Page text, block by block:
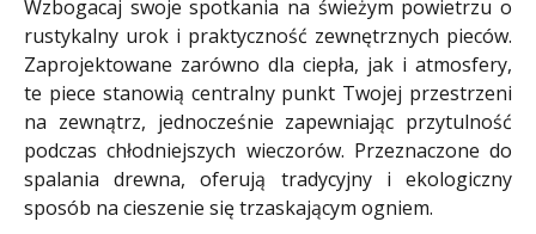
Wzbogacaj swoje spotkania na świeżym powietrzu o
rustykalny urok i praktyczność zewnętrznych pieców.
Zaprojektowane zarówno dla ciepła, jak i atmosfery,
te piece stanowią centralny punkt Twojej przestrzeni
na zewnątrz, jednocześnie zapewniając przytulność
podczas chłodniejszych wieczorów. Przeznaczone do
spalania drewna, oferują tradycyjny i ekologiczny
sposób na cieszenie się trzaskającym ogniem.